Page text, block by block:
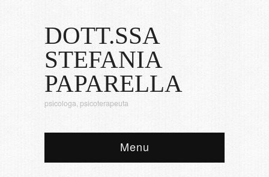
DOTT.SSA
STEFANIA
PAPARELLA
psicologa, psicoterapeuta
Menu